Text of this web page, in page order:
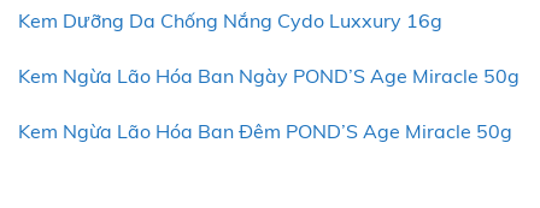
Kem Dưỡng Da Chống Nắng Cydo Luxxury 16g
Kem Ngừa Lão Hóa Ban Ngày POND’S Age Miracle 50g
Kem Ngừa Lão Hóa Ban Đêm POND’S Age Miracle 50g